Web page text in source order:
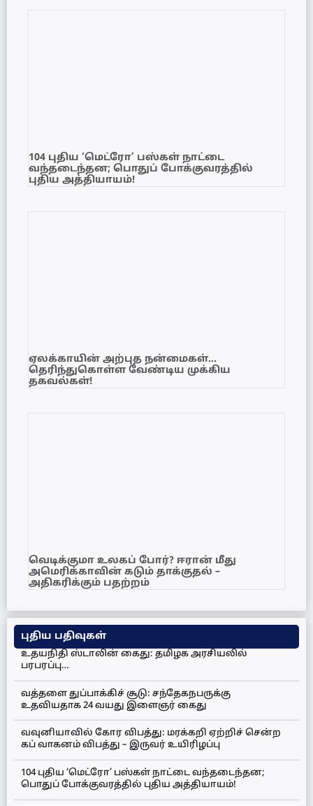
104 புதிய ‘மெட்ரோ’ பஸ்கள் நாட்டை
வந்தடைந்தன; பொதுப் போக்குவரத்தில்
புதிய அத்தியாயம்!
ஏலக்காயின் அற்புத நன்மைகள்…
தெரிந்துகொள்ள வேண்டிய முக்கிய
தகவல்கள்!
வெடிக்குமா உலகப் போர்? ஈரான் மீது
அமெரிக்காவின் கடும் தாக்குதல் –
அதிகரிக்கும் பதற்றம்
புதிய பதிவுகள்
உதயநிதி ஸ்டாலின் கைது: தமிழக அரசியலில்
பரபரப்பு…
வத்தளை துப்பாக்கிச் சூடு: சந்தேகநபருக்கு
உதவியதாக 24 வயது இளைஞர் கைது
வவுனியாவில் கோர விபத்து: மரக்கறி ஏற்றிச் சென்ற
கப் வாகனம் விபத்து – இருவர் உயிரிழப்பு
104 புதிய ‘மெட்ரோ’ பஸ்கள் நாட்டை வந்தடைந்தன;
பொதுப் போக்குவரத்தில் புதிய அத்தியாயம்!